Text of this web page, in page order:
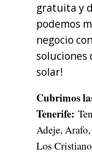
gratuita y
podemos
negocio
soluciones
solar!
Cubrimos
Tenerife:
Adeje,
Los